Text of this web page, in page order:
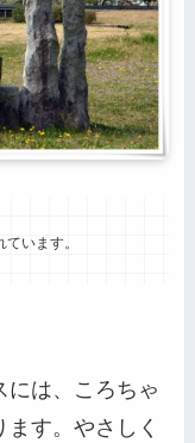
います。
には、ころちゃ
す。やさしく